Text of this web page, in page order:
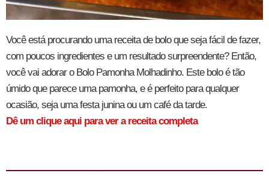
Você está procurando uma receita de bolo que seja fácil de fazer,
com poucos ingredientes e um resultado surpreendente? Então,
você vai adorar o Bolo Pamonha Molhadinho. Este bolo é tão
úmido que parece uma pamonha, e é perfeito para qualquer
ocasião, seja uma festa junina ou um café da tarde.
Dê um clique aqui para ver a receita completa